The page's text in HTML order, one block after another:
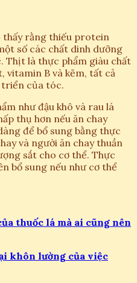
thấy rằng thiếu protein
số các chất dinh dưỡng
Thịt là thực phẩm giàu chất
vitamin B và kẽm, tất cả
của tóc.
như đậu khô và rau lá
thụ hơn nếu ăn chay
để bổ sung bằng thực
và người ăn chay thuần
sắt cho cơ thể. Thực
bổ sung nếu như cơ thể
thuốc lá mà ai cũng nên
khôn lường của việc